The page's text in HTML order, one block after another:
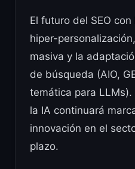
El futuro del SEO
hiper-
masiva y la
de búsqueda (AIO,
temática para
la IA continuará
innovación en el
plazo.